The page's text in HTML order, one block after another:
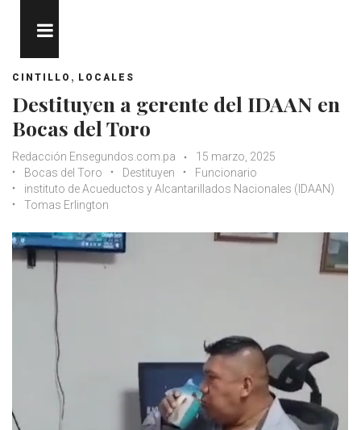
CINTILLO , LOCALES
Destituyen a gerente del IDAAN en
Bocas del Toro
Redacción Ensegundos.com.pa
15 marzo, 2025
Bocas del Toro
Destituyen
Funcionario
instituto de Acueductos y Alcantarillados Nacionales (IDAAN)
Tomas Erlington